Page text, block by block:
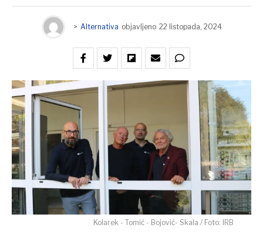
> Alternativa objavljeno 22 listopada, 2024
Kolarek - Tomić - Bojović- Skala / Foto: IRB